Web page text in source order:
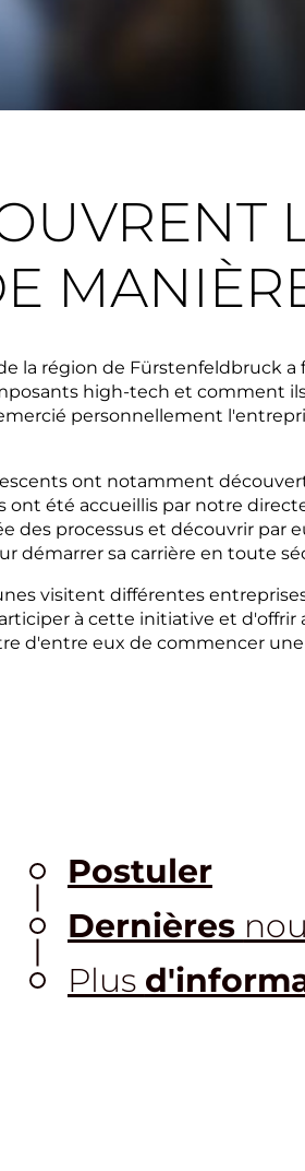
la région de Fürstenfeldbruck a
high-tech et comment
personnellement
ont notamment
été accueillis par notre
des processus et découvrir par
démarrer sa carrière en toute
visitent différentes
à cette initiative et
d'entre eux de commencer une
Postuler
Dernières
Plus